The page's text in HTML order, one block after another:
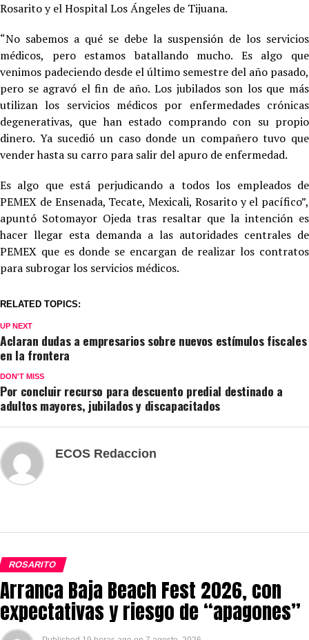
Rosarito y el Hospital Los Ángeles de Tijuana.
“No sabemos a qué se debe la suspensión de los servicios
médicos, pero estamos batallando mucho. Es algo que
venimos padeciendo desde el último semestre del año pasado,
pero se agravó el fin de año. Los jubilados son los que más
utilizan los servicios médicos por enfermedades crónicas
degenerativas, que han estado comprando con su propio
dinero. Ya sucedió un caso donde un compañero tuvo que
vender hasta su carro para salir del apuro de enfermedad.
Es algo que está perjudicando a todos los empleados de
PEMEX de Ensenada, Tecate, Mexicali, Rosarito y el pacífico”,
apuntó Sotomayor Ojeda tras resaltar que la intención es
hacer llegar esta demanda a las autoridades centrales de
PEMEX que es donde se encargan de realizar los contratos
para subrogar los servicios médicos.
RELATED TOPICS:
UP NEXT
Aclaran dudas a empresarios sobre nuevos estímulos fiscales
en la frontera
DON'T MISS
Por concluir recurso para descuento predial destinado a
adultos mayores, jubilados y discapacitados
ECOS Redaccion
ROSARITO
Arranca Baja Beach Fest 2026, con
expectativas y riesgo de “apagones”